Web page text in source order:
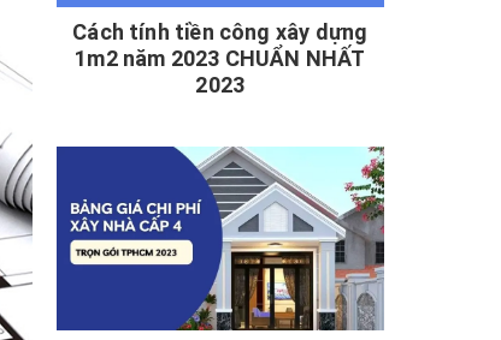
Cách tính tiền công xây dựng
1m2 năm 2023 CHUẨN NHẤT
2023